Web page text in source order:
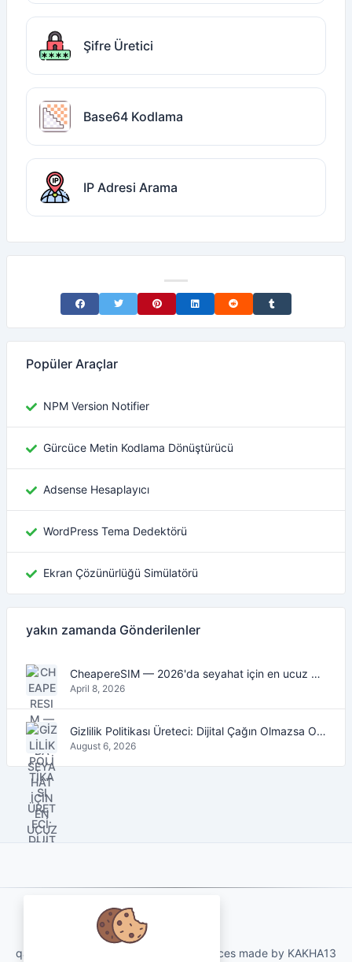
Şifre Üretici
Base64 Kodlama
IP Adresi Arama
Share on Facebook
Share on TwitterShare on Pinterest
Share on LinkedIn
Share on RedditShare on Tumblr
Popüler Araçlar
NPM Version Notifier
Gürcüce Metin Kodlama Dönüştürücü
Adsense Hesaplayıcı
WordPress Tema Dedektörü
Ekran Çözünürlüğü Simülatörü
yakın zamanda Gönderilenler
CheapereSIM — 2026'da seyahat için en ucuz eSIM veri planlarını bulun
April 8, 2026
Gizlilik Politikası Üreteci: Dijital Çağın Olmazsa Olmaz Aracı
August 6, 2026
qartvelo.com free online tools and services made by KAKHA13